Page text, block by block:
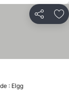
Partager
: Elgg